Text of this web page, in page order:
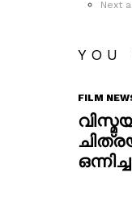
Next
YOU
FILM